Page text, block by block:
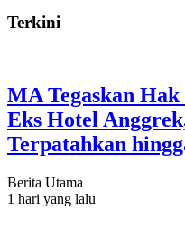
Terkini
MA Tegaskan
Eks Hotel
Terpatahkan
Berita Utama
1 hari yang lalu